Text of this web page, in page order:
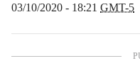
03/10/2020 - 18:21 GMT-5